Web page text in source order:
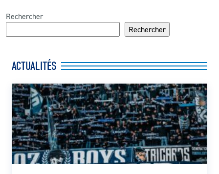
Rechercher
Rechercher
ACTUALITÉS